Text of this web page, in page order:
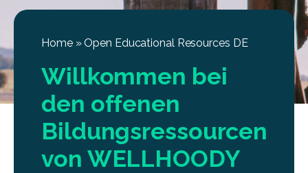
Home»Open Educational Resources DE
Willkommen bei
den offenen
Bildungsressourcen
von WELLHOODY